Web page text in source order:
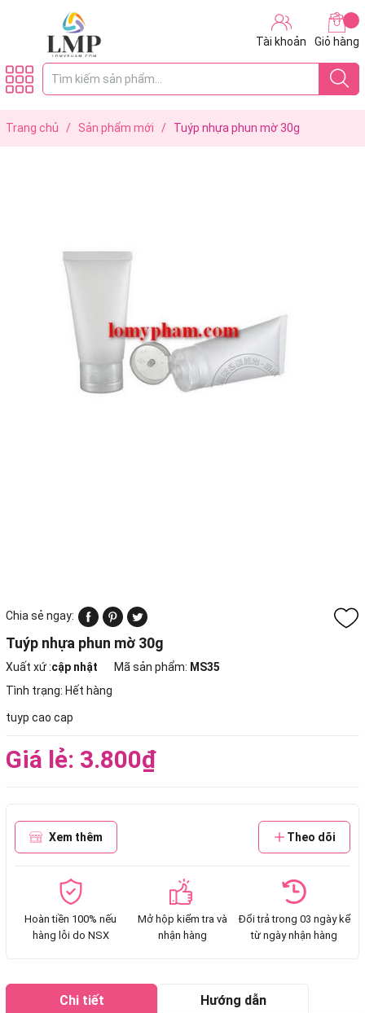
Tài khoản Giỏ hàng
Trang chủ / Sản phẩm mới / Tuýp nhựa phun mờ 30g
Chia sẻ ngay:
Tuýp nhựa phun mờ 30g
Xuất xứ :cập nhật Mã sản phẩm: MS35
Tình trạng: Hết hàng
tuyp cao cap
Giá lẻ: 3.800₫
Xem thêm Theo dõi
Hoàn tiền 100% nếu
hàng lỗi do NSX
Mở hộp kiểm tra và
nhận hàng
Đổi trả trong 03 ngày kể
từ ngày nhận hàng
Chi tiết Hướng dẫn